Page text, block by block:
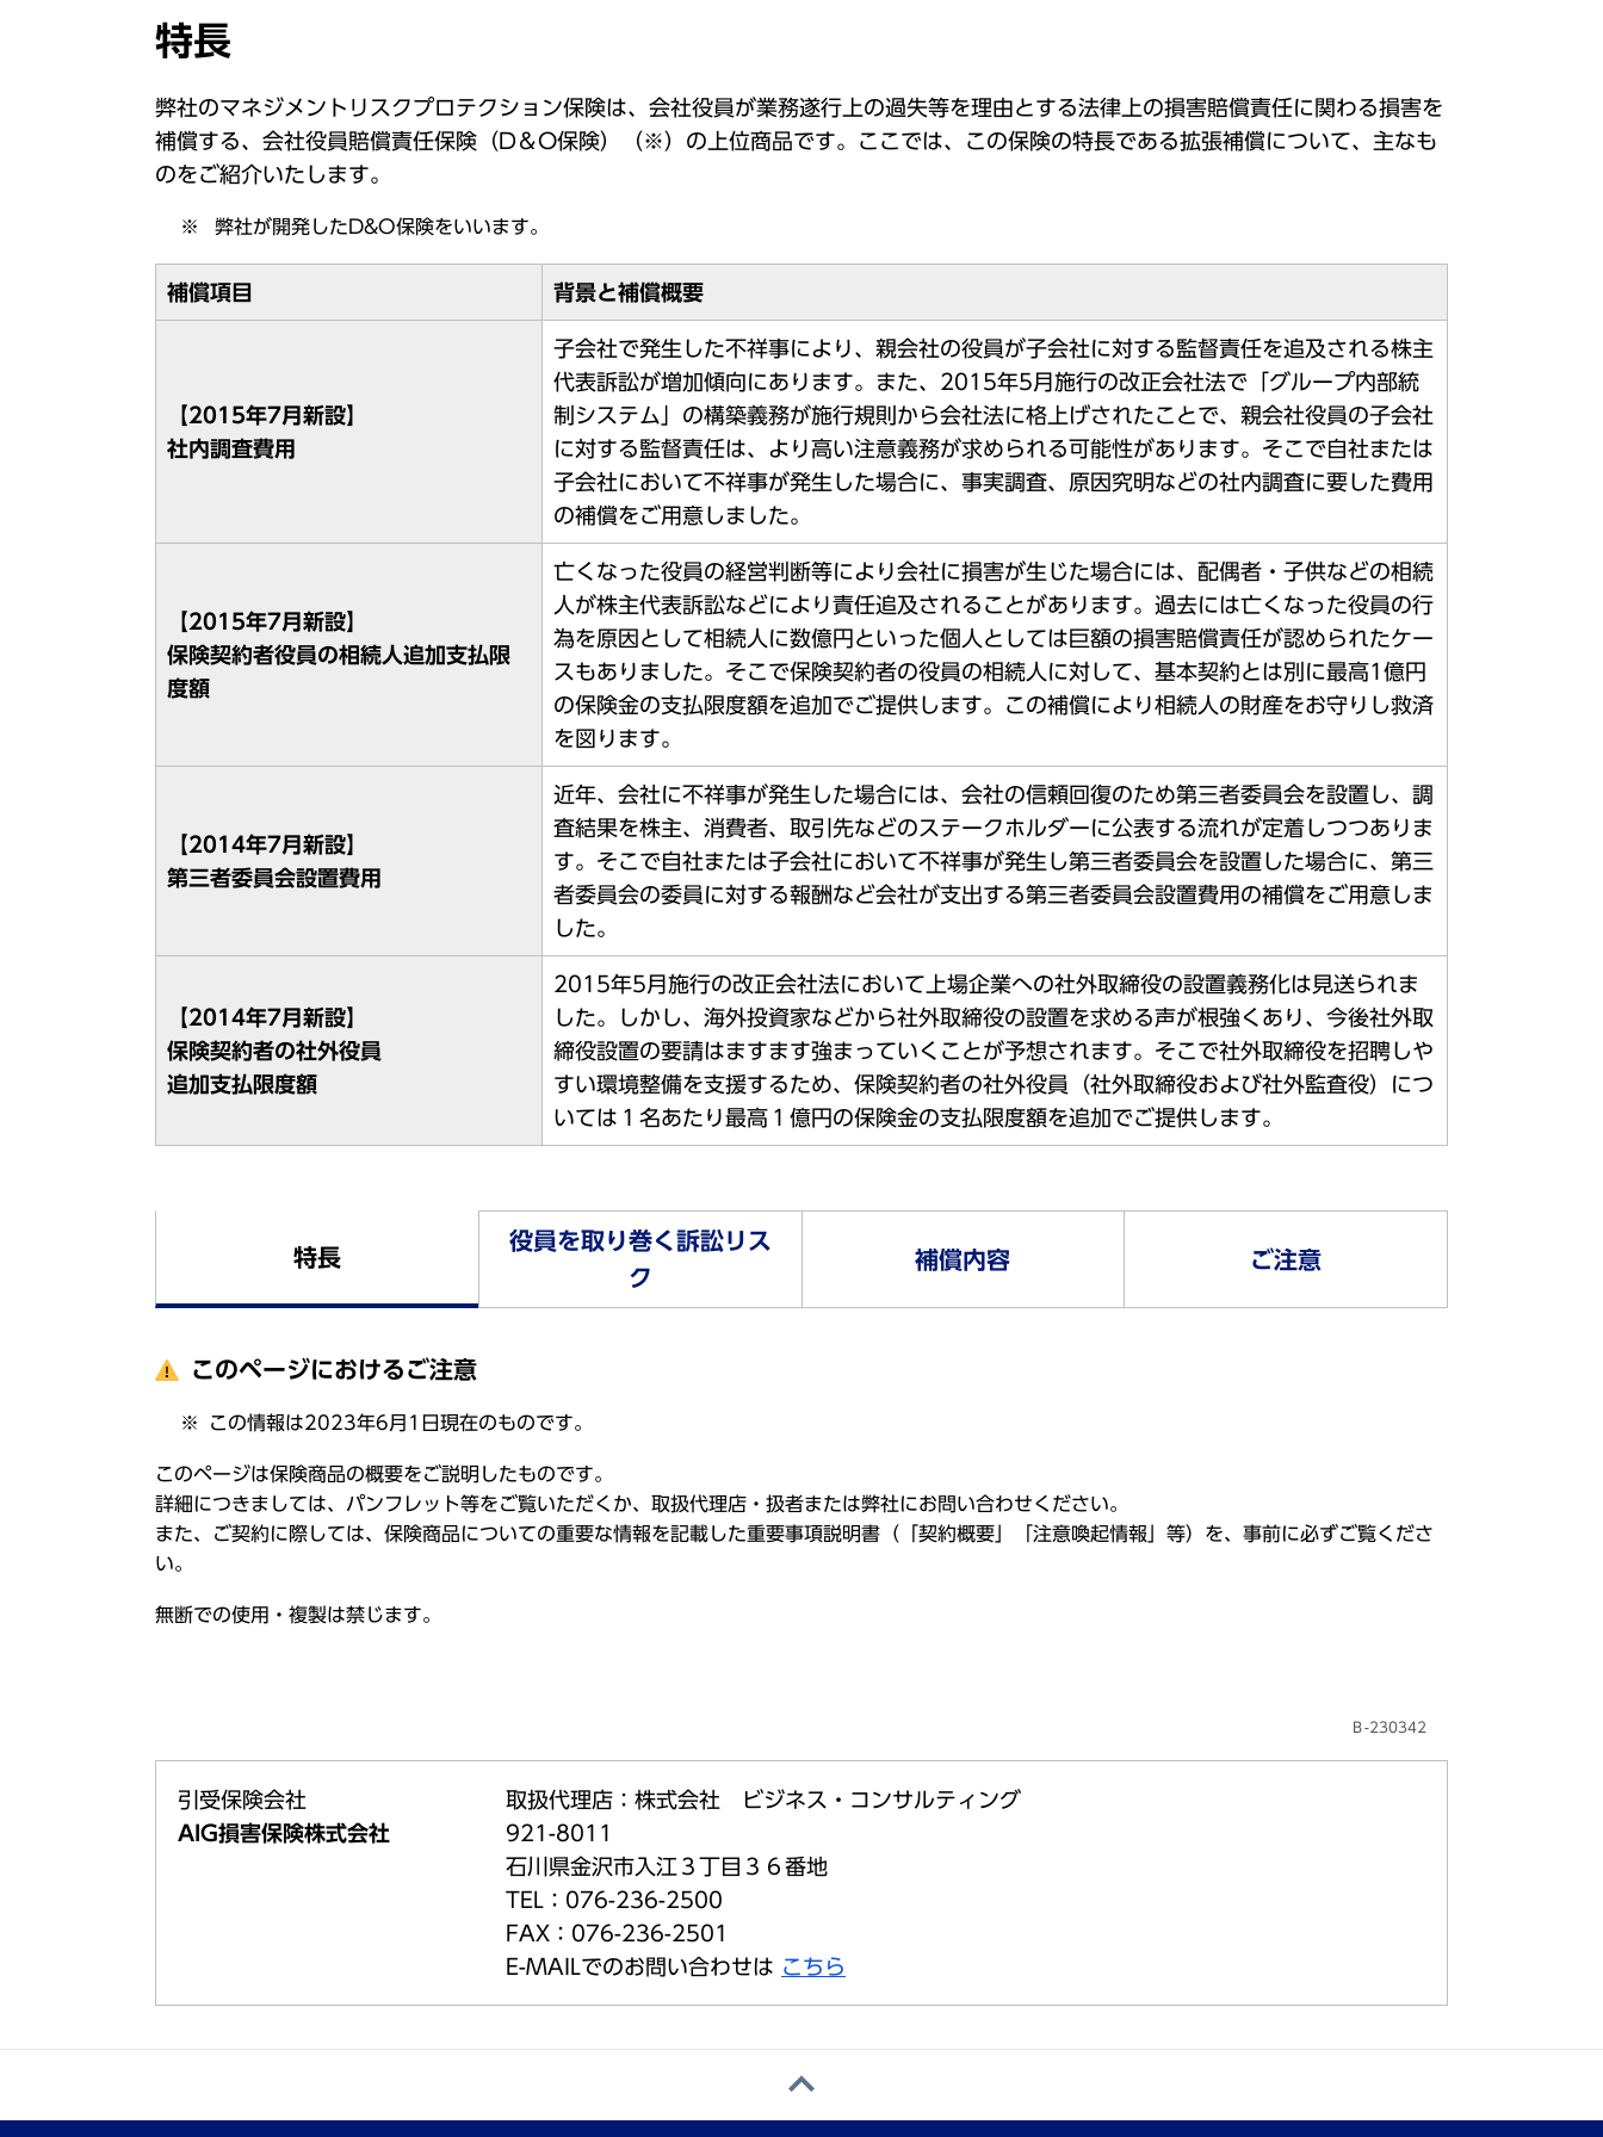
特長
弊社のマネジメントリスクプロテクション保険は、会社役員が業務遂行上の過失等を理由とする法律上の損害賠償責任に関わる損害を
補償する、会社役員賠償責任保険（D＆O保険）（※）の上位商品です。ここでは、この保険の特長である拡張補償について、主なも
のをご紹介いたします。
弊社が開発したD&O保険をいいます。
補償項目 背景と補償概要
【2015年7月新設】
社内調査費用
子会社で発生した不祥事により、親会社の役員が子会社に対する監督責任を追及される株主
代表訴訟が増加傾向にあります。また、2015年5月施行の改正会社法で「グループ内部統
制システム」の構築義務が施行規則から会社法に格上げされたことで、親会社役員の子会社
に対する監督責任は、より高い注意義務が求められる可能性があります。そこで自社または
子会社において不祥事が発生した場合に、事実調査、原因究明などの社内調査に要した費用
の補償をご用意しました。
【2015年7月新設】
保険契約者役員の相続人追加支払限
度額
亡くなった役員の経営判断等により会社に損害が生じた場合には、配偶者・子供などの相続
人が株主代表訴訟などにより責任追及されることがあります。過去には亡くなった役員の行
為を原因として相続人に数億円といった個人としては巨額の損害賠償責任が認められたケー
スもありました。そこで保険契約者の役員の相続人に対して、基本契約とは別に最高1億円
の保険金の支払限度額を追加でご提供します。この補償により相続人の財産をお守りし救済
を図ります。
【2014年7月新設】
第三者委員会設置費用
近年、会社に不祥事が発生した場合には、会社の信頼回復のため第三者委員会を設置し、調
査結果を株主、消費者、取引先などのステークホルダーに公表する流れが定着しつつありま
す。そこで自社または子会社において不祥事が発生し第三者委員会を設置した場合に、第三
者委員会の委員に対する報酬など会社が支出する第三者委員会設置費用の補償をご用意しま
した。
【2014年7月新設】
保険契約者の社外役員
追加支払限度額
2015年5月施行の改正会社法において上場企業への社外取締役の設置義務化は見送られま
した。しかし、海外投資家などから社外取締役の設置を求める声が根強くあり、今後社外取
締役設置の要請はますます強まっていくことが予想されます。そこで社外取締役を招聘しや
すい環境整備を支援するため、保険契約者の社外役員（社外取締役および社外監査役）につ
いては１名あたり最高１億円の保険金の支払限度額を追加でご提供します。
特長
役員を取り巻く訴訟リス
ク
補償内容 ご注意
このページにおけるご注意
この情報は2023年6月1日現在のものです。
このページは保険商品の概要をご説明したものです。
詳細につきましては、パンフレット等をご覧いただくか、取扱代理店・扱者または弊社にお問い合わせください。
また、ご契約に際しては、保険商品についての重要な情報を記載した重要事項説明書（「契約概要」「注意喚起情報」等）を、事前に必ずご覧くださ
い。
無断での使用・複製は禁じます。
Ｂ-230342
引受保険会社
AIG損害保険株式会社
取扱代理店：株式会社 ビジネス・コンサルティング
921-8011
石川県金沢市入江３丁目３６番地
TEL：076-236-2500
FAX：076-236-2501
E-MAILでのお問い合わせは こちら